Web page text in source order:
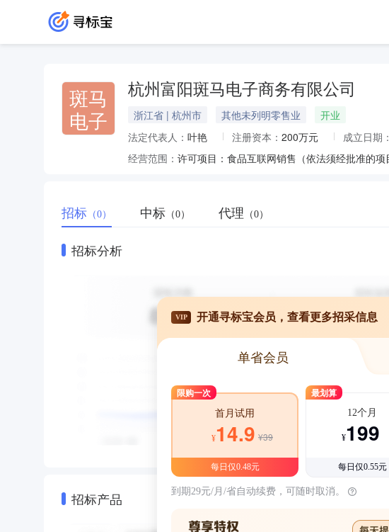
斑马
电子
杭州富阳斑马电子商务有限公司
浙江省 | 杭州市 其他未列明零售业
开业
法定代表人： 叶艳 注册资本： 200万元 成立日期：
经营范围：
招标 （0） 中标 （0） 代理 （0）
招标分析
招标产品
VIP 开通寻标宝会员，查看更多招采信息
单省会员
限购一次
首月试用
¥14.9 ¥39
每日仅0.48元
最划算
12个月
¥199
每日仅0.55元
到期29元/月/省自动续费，可随时取消。